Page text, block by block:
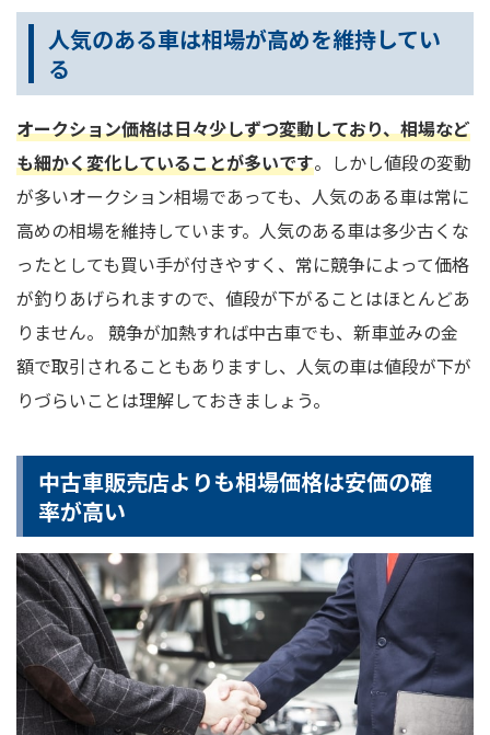
人気のある車は相場が高めを維持してい
る
オークション価格は日々少しずつ変動しており、相場など
も細かく変化していることが多いです。しかし値段の変動
が多いオークション相場であっても、人気のある車は常に
高めの相場を維持しています。人気のある車は多少古くな
ったとしても買い手が付きやすく、常に競争によって価格
が釣りあげられますので、値段が下がることはほとんどあ
りません。 競争が加熱すれば中古車でも、新車並みの金
額で取引されることもありますし、人気の車は値段が下が
りづらいことは理解しておきましょう。
中古車販売店よりも相場価格は安価の確
率が高い